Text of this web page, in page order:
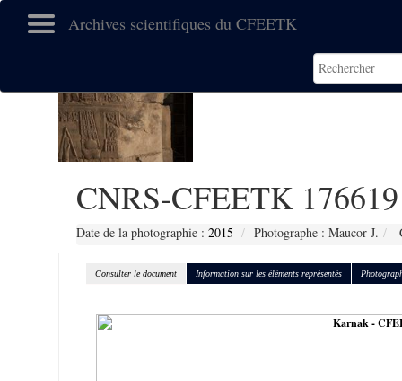
Archives scientifiques du CFEETK
CNRS-CFEETK 176619
Date de la photographie : 2015 Photographe : Maucor J.
Consulter le document Information sur les éléments représentés